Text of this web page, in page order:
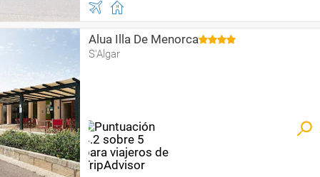
Alua Illa De Menorca
S'Algar